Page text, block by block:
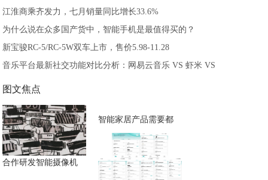
江淮商乘齐发力，七月销量同比增长33.6%
为什么说在众多国产货中，智能手机是最值得买的？
新宝骏RC-5/RC-5W双车上市，售价5.98-11.28
音乐平台最新社交功能对比分析：网易云音乐 VS 虾米 VS
图文焦点
合作研发智能摄像机
智能家居产品需要都